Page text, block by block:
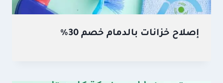
إصلاح خزانات بالدمام خصم 30%